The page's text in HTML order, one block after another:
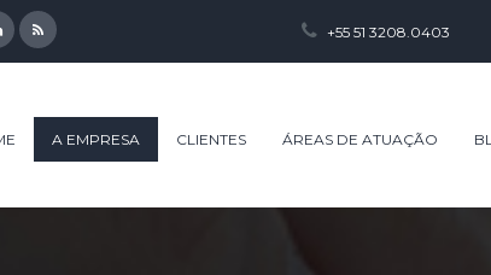
+55 51 3208.0403
A EMPRESA CLIENTES ÁREAS DE ATUAÇÃO